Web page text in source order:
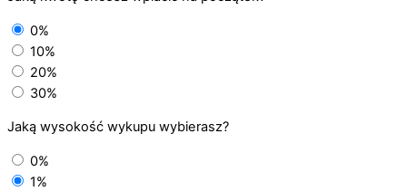
0%
10%
20%
30%
Jaką wysokość wykupu wybierasz?
0%
1%